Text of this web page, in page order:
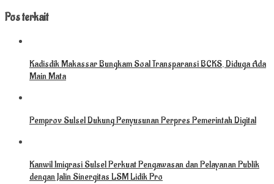
Pos terkait
Kadisdik Makassar Bungkam Soal Transparansi BCKS, Diduga Ada
Main Mata
Pemprov Sulsel Dukung Penyusunan Perpres Pemerintah Digital
Kanwil Imigrasi Sulsel Perkuat Pengawasan dan Pelayanan Publik
dengan Jalin Sinergitas LSM Lidik Pro